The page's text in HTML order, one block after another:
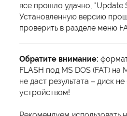
все прошло удачно, "Update
Установленную версию
проверить в разделе меню
Обратите внимание:
FLASH под MS DOS (FAT) на
не даст результата – диск
устройством!